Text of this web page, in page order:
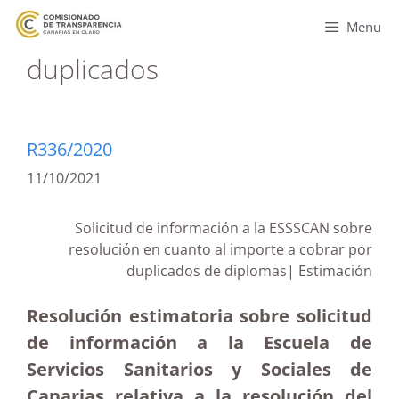
Menu
duplicados
R336/2020
11/10/2021
Solicitud de información a la ESSSCAN sobre
resolución en cuanto al importe a cobrar por
duplicados de diplomas| Estimación
Resolución estimatoria sobre solicitud
de información a la Escuela de
Servicios Sanitarios y Sociales de